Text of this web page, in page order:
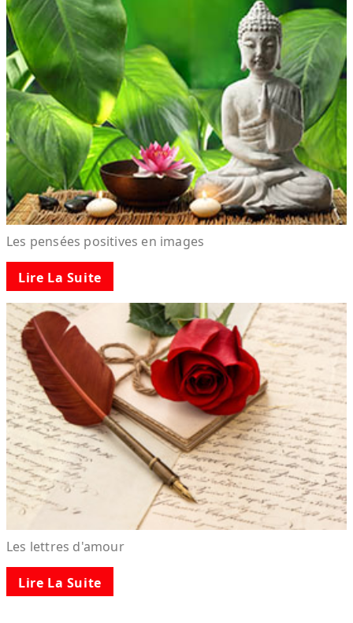
Les pensées positives en images
Lire La Suite
Les lettres d'amour
Lire La Suite